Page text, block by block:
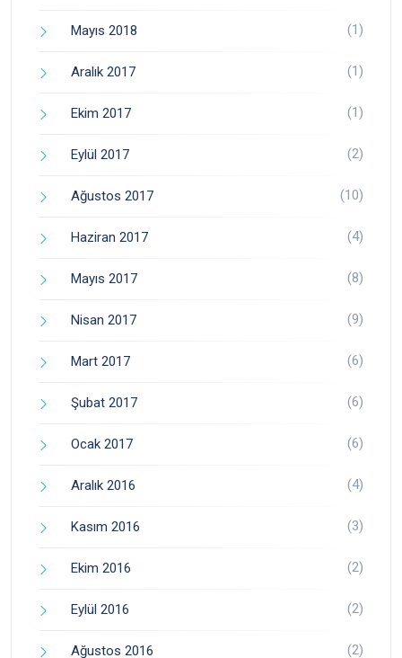
Mayıs 2018 (1)
Aralık 2017 (1)
Ekim 2017 (1)
Eylül 2017 (2)
Ağustos 2017 (10)
Haziran 2017 (4)
Mayıs 2017 (8)
Nisan 2017 (9)
Mart 2017 (6)
Şubat 2017 (6)
Ocak 2017 (6)
Aralık 2016 (4)
Kasım 2016 (3)
Ekim 2016 (2)
Eylül 2016 (2)
Ağustos 2016 (2)